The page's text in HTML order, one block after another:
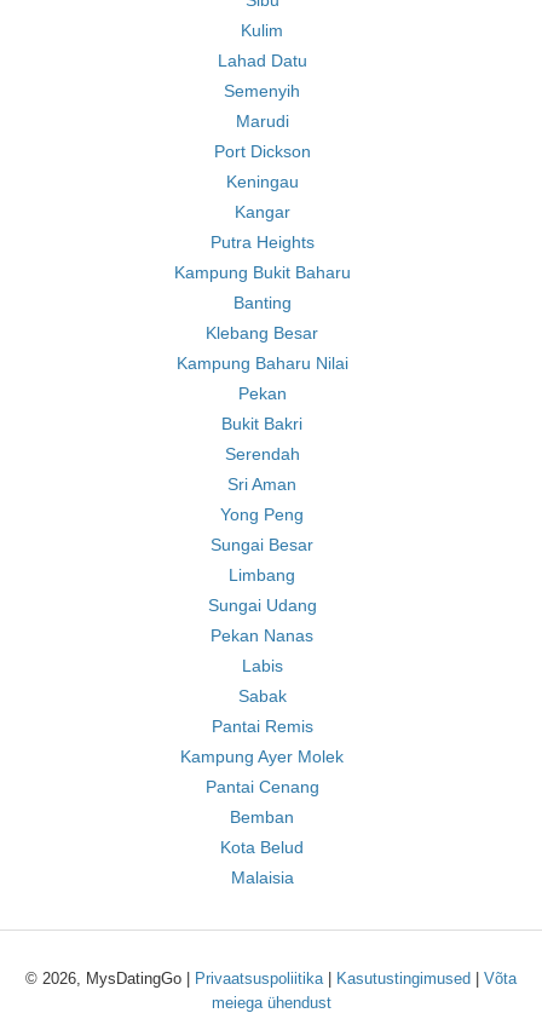
Kulim
Lahad Datu
Semenyih
Marudi
Port Dickson
Keningau
Kangar
Putra Heights
Kampung Bukit Baharu
Banting
Klebang Besar
Kampung Baharu Nilai
Pekan
Bukit Bakri
Serendah
Sri Aman
Yong Peng
Sungai Besar
Limbang
Sungai Udang
Pekan Nanas
Labis
Sabak
Pantai Remis
Kampung Ayer Molek
Pantai Cenang
Bemban
Kota Belud
Malaisia
© 2026, MysDatingGo | Privaatsuspoliitika| Kasutustingimused
Võta
meiega ühendust